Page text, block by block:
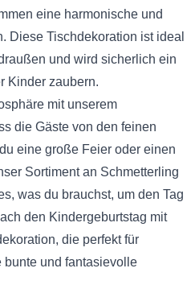
eine harmonische und
Diese Tischdekoration ist ideal
und wird sicherlich ein
Kinder zaubern.
mit unserem
die Gäste von den feinen
eine große Feier oder einen
Sortiment an Schmetterling
was du brauchst, um den Tag
den Kindergeburtstag mit
die perfekt für
bunte und fantasievolle